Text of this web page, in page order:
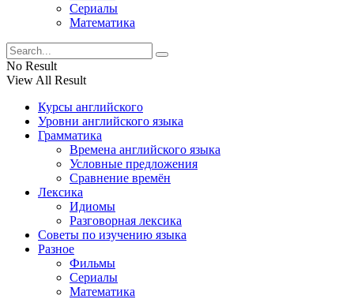
Сериалы
Математика
No Result
View All Result
Курсы английского
Уровни английского языка
Грамматика
Времена английского языка
Условные предложения
Сравнение времён
Лексика
Идиомы
Разговорная лексика
Советы по изучению языка
Разное
Фильмы
Сериалы
Математика